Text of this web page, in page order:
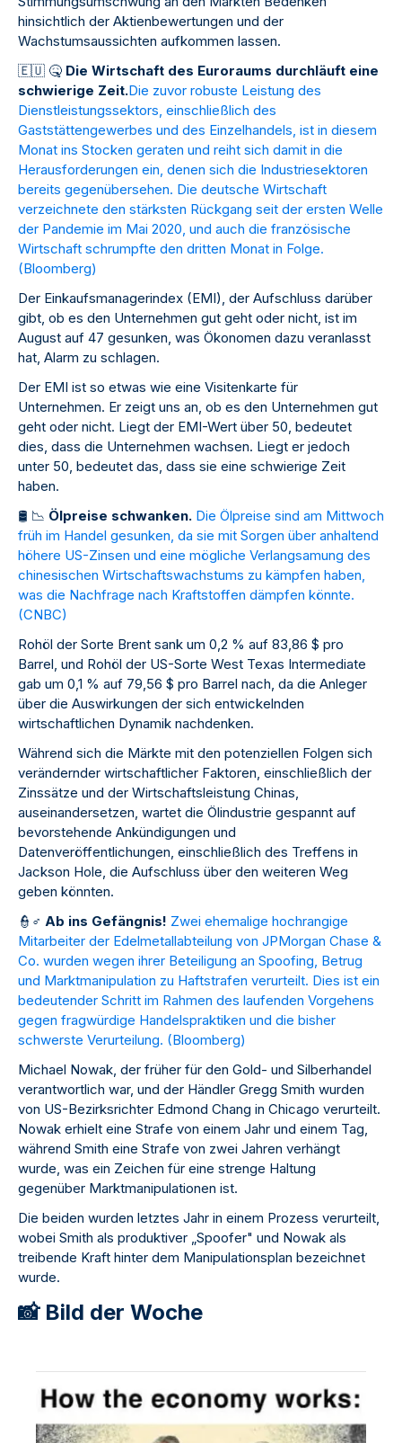
hinsichtlich der Aktienbewertungen und der
Wachstumsaussichten aufkommen lassen.
🇪🇺 🤒 Die Wirtschaft des Euroraums durchläuft eine
schwierige Zeit.Die zuvor robuste Leistung des
Dienstleistungssektors, einschließlich des
Gaststättengewerbes und des Einzelhandels, ist in diesem
Monat ins Stocken geraten und reiht sich damit in die
Herausforderungen ein, denen sich die Industriesektoren
bereits gegenübersehen. Die deutsche Wirtschaft
verzeichnete den stärksten Rückgang seit der ersten Welle
der Pandemie im Mai 2020, und auch die französische
Wirtschaft schrumpfte den dritten Monat in Folge.
(Bloomberg)
Der Einkaufsmanagerindex (EMI), der Aufschluss darüber
gibt, ob es den Unternehmen gut geht oder nicht, ist im
August auf 47 gesunken, was Ökonomen dazu veranlasst
hat, Alarm zu schlagen.
Der EMI ist so etwas wie eine Visitenkarte für
Unternehmen. Er zeigt uns an, ob es den Unternehmen gut
geht oder nicht. Liegt der EMI-Wert über 50, bedeutet
dies, dass die Unternehmen wachsen. Liegt er jedoch
unter 50, bedeutet das, dass sie eine schwierige Zeit
haben.
🛢 📉 Ölpreise schwanken. Die Ölpreise sind am Mittwoch
früh im Handel gesunken, da sie mit Sorgen über anhaltend
höhere US-Zinsen und eine mögliche Verlangsamung des
chinesischen Wirtschaftswachstums zu kämpfen haben,
was die Nachfrage nach Kraftstoffen dämpfen könnte.
(CNBC)
Rohöl der Sorte Brent sank um 0,2 % auf 83,86 $ pro
Barrel, und Rohöl der US-Sorte West Texas Intermediate
gab um 0,1 % auf 79,56 $ pro Barrel nach, da die Anleger
über die Auswirkungen der sich entwickelnden
wirtschaftlichen Dynamik nachdenken.
Während sich die Märkte mit den potenziellen Folgen sich
verändernder wirtschaftlicher Faktoren, einschließlich der
Zinssätze und der Wirtschaftsleistung Chinas,
auseinandersetzen, wartet die Ölindustrie gespannt auf
bevorstehende Ankündigungen und
Datenveröffentlichungen, einschließlich des Treffens in
Jackson Hole, die Aufschluss über den weiteren Weg
geben könnten.
👮 ♂ Ab ins Gefängnis! Zwei ehemalige hochrangige
Mitarbeiter der Edelmetallabteilung von JPMorgan Chase &
Co. wurden wegen ihrer Beteiligung an Spoofing, Betrug
und Marktmanipulation zu Haftstrafen verurteilt. Dies ist ein
bedeutender Schritt im Rahmen des laufenden Vorgehens
gegen fragwürdige Handelspraktiken und die bisher
schwerste Verurteilung. (Bloomberg)
Michael Nowak, der früher für den Gold- und Silberhandel
verantwortlich war, und der Händler Gregg Smith wurden
von US-Bezirksrichter Edmond Chang in Chicago verurteilt.
Nowak erhielt eine Strafe von einem Jahr und einem Tag,
während Smith eine Strafe von zwei Jahren verhängt
wurde, was ein Zeichen für eine strenge Haltung
gegenüber Marktmanipulationen ist.
Die beiden wurden letztes Jahr in einem Prozess verurteilt,
wobei Smith als produktiver „Spoofer" und Nowak als
treibende Kraft hinter dem Manipulationsplan bezeichnet
wurde.
📸 Bild der Woche